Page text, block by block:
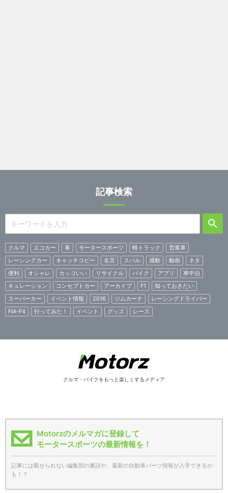
記事検索
クルマ エコカー 車 モータースポーツ 軽トラック
営業車
レーシングカー
キャッチコピー 名言 スバル 感動 動画
ネタ
便利
オシャレ カッコいい リサイクル バイク アプリ
車中泊
キュレーション
コンセプトカー アーカイブ F1
知っておきたい
スーパーカー
イベント情報 2016 ジムカーナ
レーシングドライバー
FIA-F4
行ってみた！ イベント グッズ レース
クルマ・バイクをもっと楽しくするメディア
Motorzのメルマガに登録して
モータースポーツの最新情報を！
記事には載せられない編集部の裏話や、最新の自動車パーツ情報が入手できるか
も！？